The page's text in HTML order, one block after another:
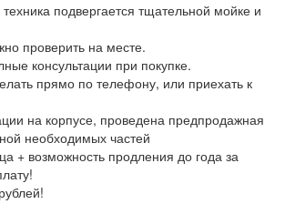
подвергается тщательной мойке и
проверить на месте.
консультации при покупке.
прямо по телефону, или приехать к
на корпусе, проведена предпродажная
необходимых частей
+ возможность продления до года за